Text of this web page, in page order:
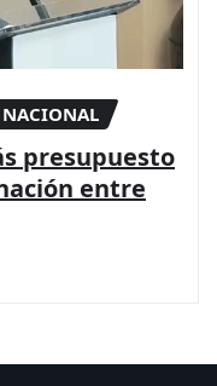
y
adultos